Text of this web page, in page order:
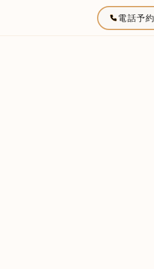
電話予